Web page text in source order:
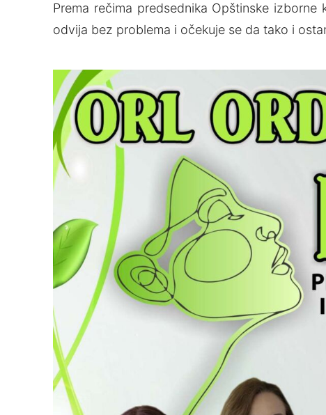
Prema rečima predsednika Opštinske
odvija bez problema i očekuje se da tako i